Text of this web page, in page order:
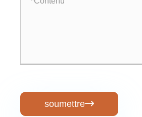
soumettre